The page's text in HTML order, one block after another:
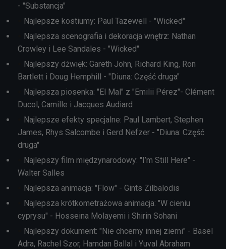
- "Substancja"
Najlepsze kostiumy: Paul Tazewell - "Wicked"
Najlepsza scenografia i dekoracja wnętrz: Nathan
Crowley i Lee Sandales - "Wicked"
Najlepszy dźwięk: Gareth John, Richard King, Ron
Bartlett i Doug Hemphill - "Diuna: Część druga"
Najlepsza piosenka: "El Mal" z "Emilii Pérez"- Clément
Ducol, Camille i Jacques Audiard
Najlepsze efekty specjalne: Paul Lambert, Stephen
James, Rhys Salcombe i Gerd Nefzer - "Diuna: Część
druga"
Najlepszy film międzynarodowy: "I’m Still Here" -
Walter Salles
Najlepsza animacja: "Flow" - Gints Zilbalodis
Najlepsza krótkometrażowa animacja: "W cieniu
cyprysu" - Hosseina Molayemi i Shirin Sohani
Najlepszy dokument: "Nie chcemy innej ziemi" - Basel
Adra, Rachel Szor, Hamdan Ballal i Yuval Abraham